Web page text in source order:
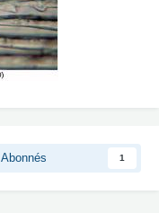
Abonnés 1